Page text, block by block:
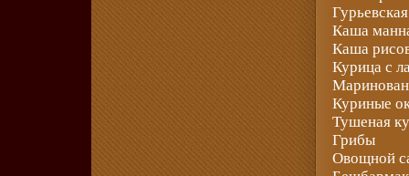
Каша
Каша
Курица с
Куриные
Тушеная
Грибы
Овощной